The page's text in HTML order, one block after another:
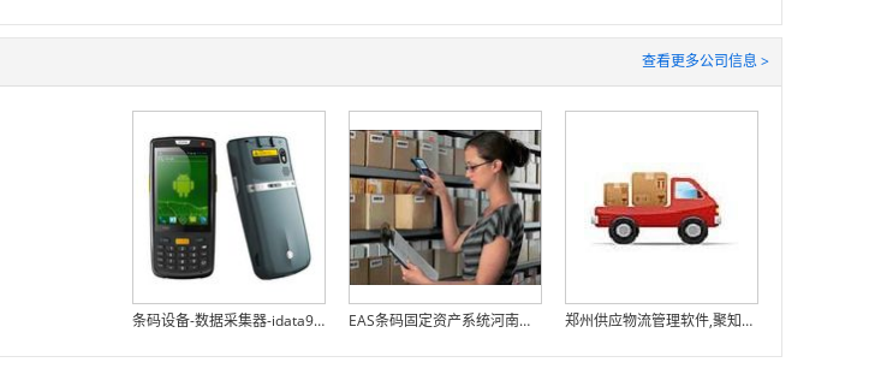
查看更多公司信息 >
条码设备-数据采集器-idata90手持终端- idata90数据采集器 EAS条码固定资产系统河南聚知行解决方案开发商 郑州供应物流管理软件,聚知行物流仓储管理系统